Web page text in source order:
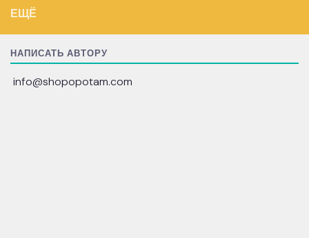
ЕЩЁ
НАПИСАТЬ АВТОРУ
info@shopopotam.com